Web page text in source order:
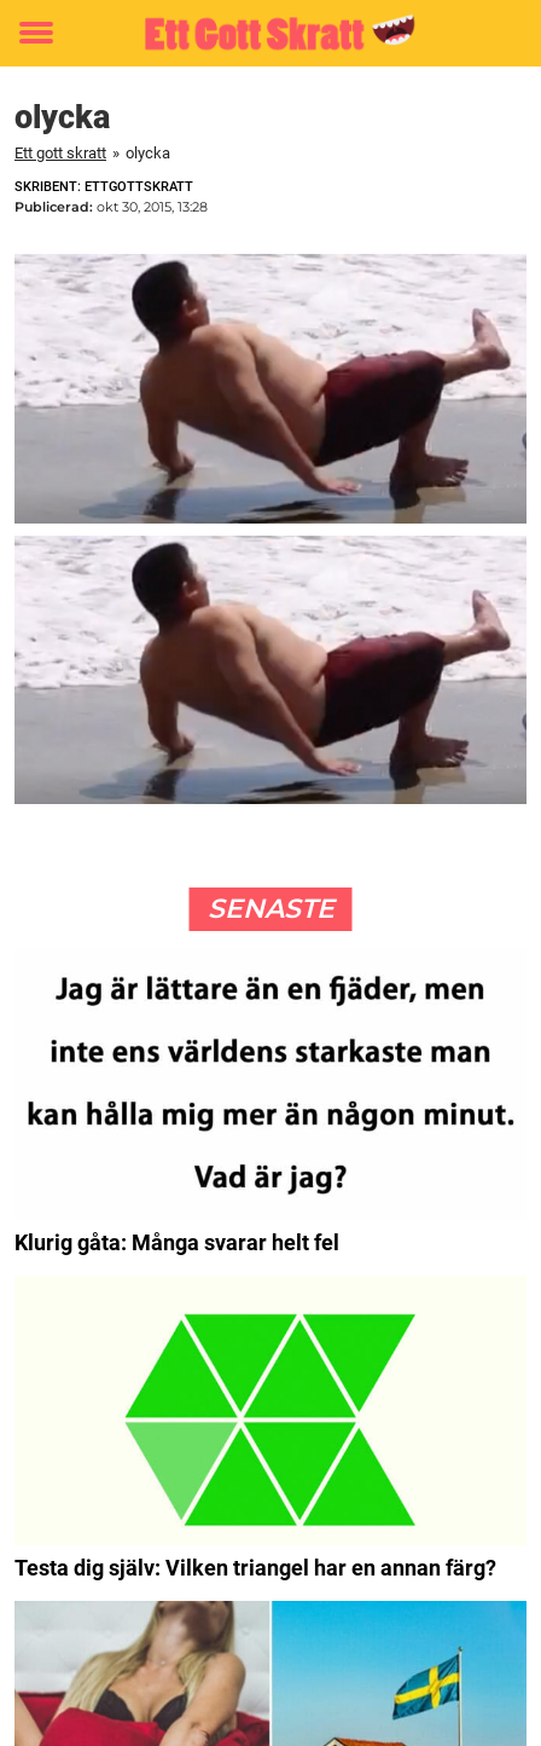
Toggle
olycka
Ett gott skratt » olycka
SKRIBENT: ETTGOTTSKRATT
Publicerad: okt 30, 2015, 13:28
SENASTE
Klurig gåta: Många svarar helt fel
Testa dig själv: Vilken triangel har en annan färg?